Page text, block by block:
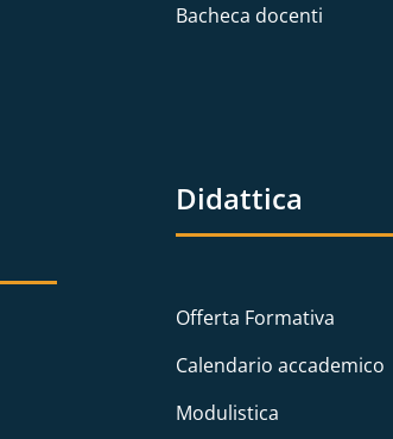
Bacheca docenti
Didattica
Offerta Formativa
Calendario accademico
Modulistica